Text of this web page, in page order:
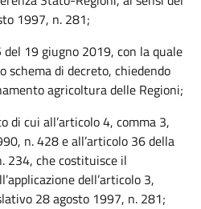
1997, n. 281;
del 19 giugno 2019, con la quale
di decreto, chiedendo
agricoltura delle Regioni;
di cui all’articolo 4, comma 3,
n. 428 e all’articolo 36 della
234, che costituisce il
dell’articolo 3,
28 agosto 1997, n. 281;